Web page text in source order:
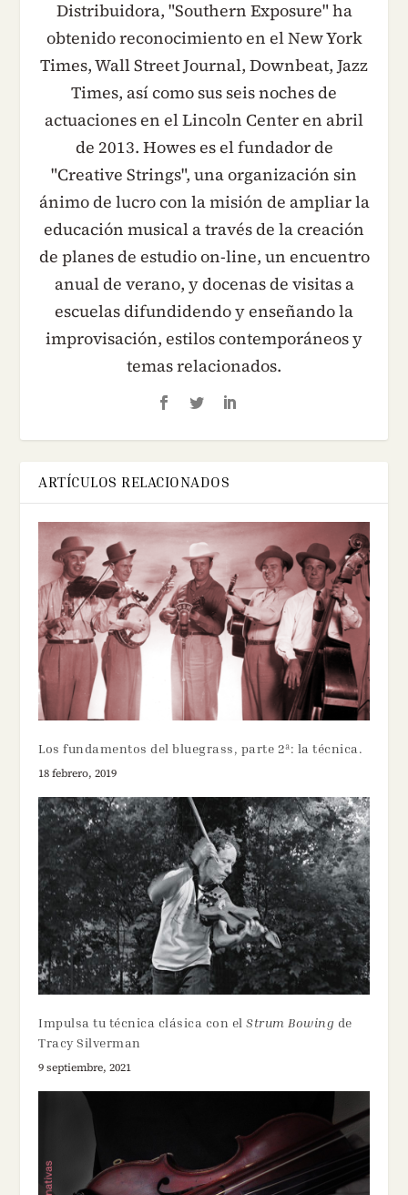
Distribuidora, "Southern Exposure" ha
obtenido reconocimiento en el New York
Times, Wall Street Journal, Downbeat, Jazz
Times, así como sus seis noches de
actuaciones en el Lincoln Center en abril
de 2013. Howes es el fundador de
"Creative Strings", una organización sin
ánimo de lucro con la misión de ampliar la
educación musical a través de la creación
de planes de estudio on-line, un encuentro
anual de verano, y docenas de visitas a
escuelas difundidendo y enseñando la
improvisación, estilos contemporáneos y
temas relacionados.
ARTÍCULOS RELACIONADOS
Los fundamentos del bluegrass, parte 2ª: la técnica.
18 febrero, 2019
Impulsa tu técnica clásica con elStrum Bowing de
Tracy Silverman
9 septiembre, 2021